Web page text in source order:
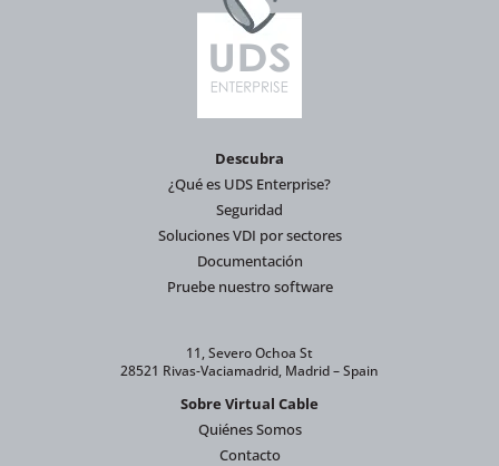
Descubra
¿Qué es UDS Enterprise?
Seguridad
Soluciones VDI por sectores
Documentación
Pruebe nuestro software
11, Severo Ochoa St
28521 Rivas-Vaciamadrid, Madrid – Spain
Sobre Virtual Cable
Quiénes Somos
Contacto